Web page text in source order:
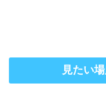
見たい